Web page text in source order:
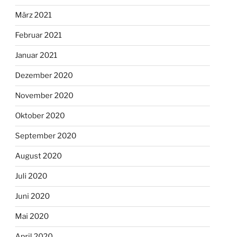
März 2021
Februar 2021
Januar 2021
Dezember 2020
November 2020
Oktober 2020
September 2020
August 2020
Juli 2020
Juni 2020
Mai 2020